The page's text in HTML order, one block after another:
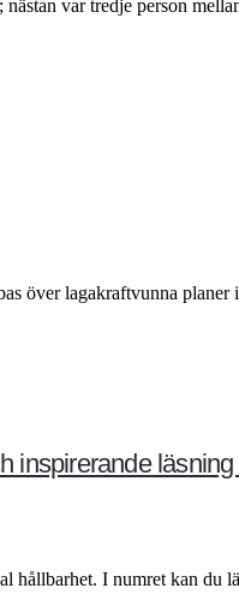
var tredje person
över lagakraftvunna
inspirerande
I numret kan du